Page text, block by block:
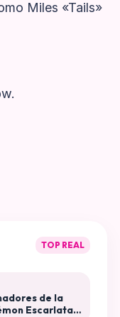
Miles «Tails»
TOP REAL
de la
Escarlata y